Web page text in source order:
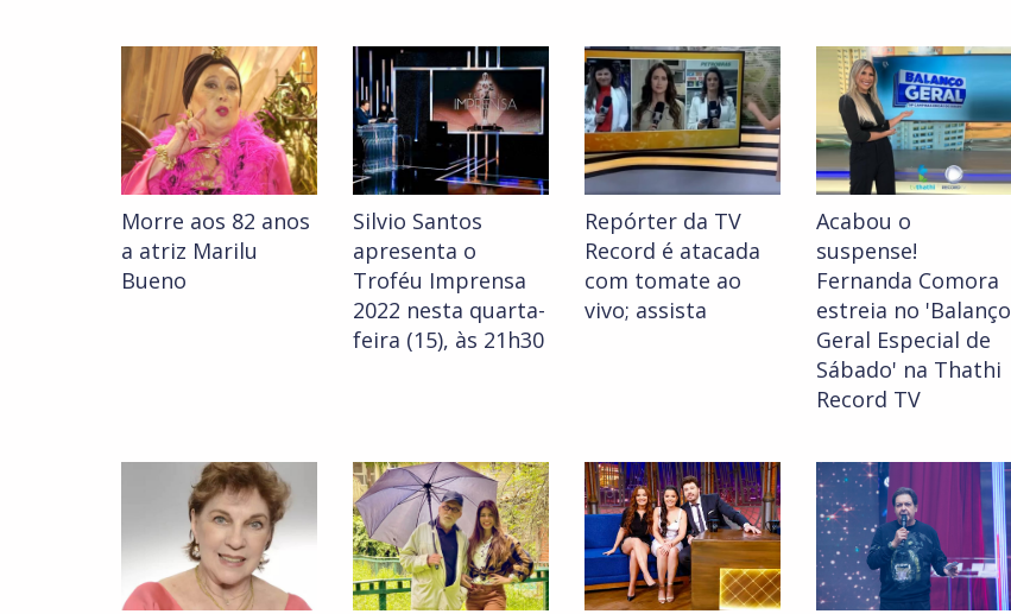
Morre aos 82 anos
a atriz Marilu
Bueno
Silvio Santos
apresenta o
Troféu Imprensa
2022 nesta quarta-
feira (15), às 21h30
Repórter da TV
Record é atacada
com tomate ao
vivo; assista
Acabou o
suspense!
Fernanda Comora
estreia no 'Balanço
Geral Especial de
Sábado' na Thathi
Record TV